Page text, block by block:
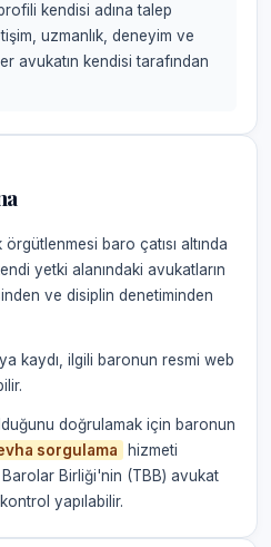
kendisi adına talep
uzmanlık, deneyim ve
avukatın kendisi tarafından
baro çatısı altında
yetki alanındaki avukatların
ve disiplin denetiminden
kaydı, ilgili baronun resmi web
doğrulamak için baronun
sorgulama
hizmeti
Barolar Birliği'nin (TBB) avukat
yapılabilir.